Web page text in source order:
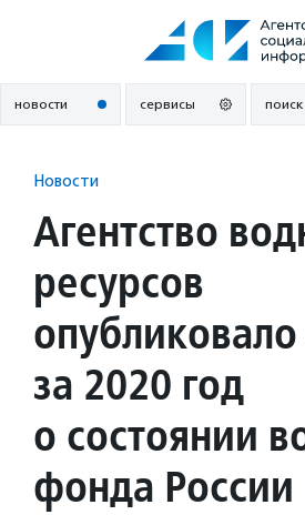
новости сервисы поиск
Новости
Агентство
ресурсов
опубликовало
за 2020 год
о состоянии
фонда России